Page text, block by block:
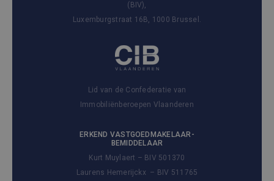
(BIV),
Luxemburgstraat 16B, 1000 Brussel.
Lid van de Confederatie van
Immobiliënberoepen Vlaanderen
ERKEND VASTGOEDMAKELAAR-
BEMIDDELAAR
Kurt Muylaert – BIV 501370
Laurens Hemerijckx – BIV 511765